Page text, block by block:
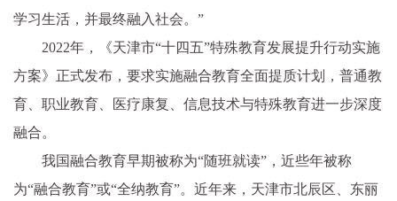
学习生活，并最终融入社会。”
2022年，《天津市“十四五”特殊教育发展提升行动实施
方案》正式发布，要求实施融合教育全面提质计划，普通教
育、职业教育、医疗康复、信息技术与特殊教育进一步深度
融合。
我国融合教育早期被称为“随班就读”，近些年被称
为“融合教育”或“全纳教育”。近年来，天津市北辰区、东丽